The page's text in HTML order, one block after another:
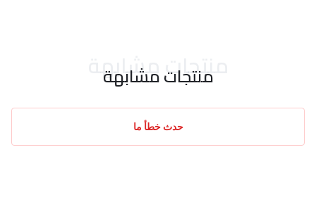
منتجات مشابهة
منتجات مشابهة
حدث خطأ ما